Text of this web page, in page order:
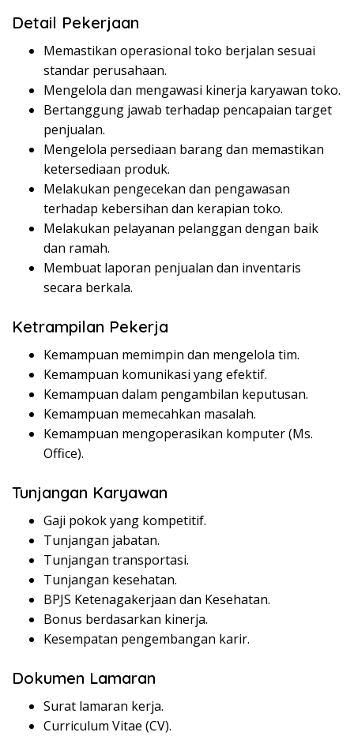
Detail Pekerjaan
Memastikan operasional toko berjalan sesuai
standar perusahaan.
Mengelola dan mengawasi kinerja karyawan toko.
Bertanggung jawab terhadap pencapaian target
penjualan.
Mengelola persediaan barang dan memastikan
ketersediaan produk.
Melakukan pengecekan dan pengawasan
terhadap kebersihan dan kerapian toko.
Melakukan pelayanan pelanggan dengan baik
dan ramah.
Membuat laporan penjualan dan inventaris
secara berkala.
Ketrampilan Pekerja
Kemampuan memimpin dan mengelola tim.
Kemampuan komunikasi yang efektif.
Kemampuan dalam pengambilan keputusan.
Kemampuan memecahkan masalah.
Kemampuan mengoperasikan komputer (Ms.
Office).
Tunjangan Karyawan
Gaji pokok yang kompetitif.
Tunjangan jabatan.
Tunjangan transportasi.
Tunjangan kesehatan.
BPJS Ketenagakerjaan dan Kesehatan.
Bonus berdasarkan kinerja.
Kesempatan pengembangan karir.
Dokumen Lamaran
Surat lamaran kerja.
Curriculum Vitae (CV).